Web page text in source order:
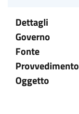
Dettagli
Governo
Fonte
Provvedimento
Oggetto